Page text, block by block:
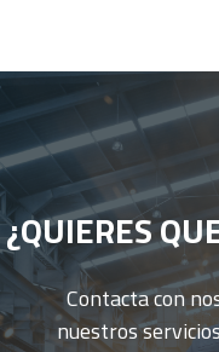
¿QUIERES
Contacta con
nuestros